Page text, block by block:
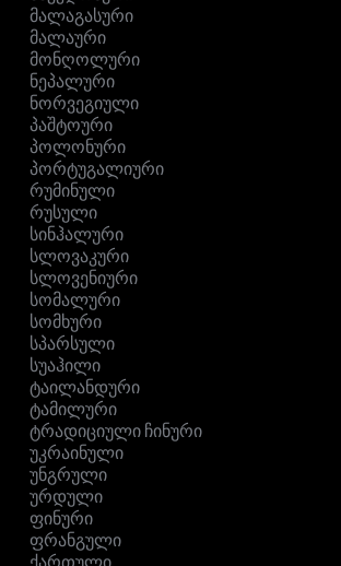
მალაგასური
მალაური
მონღოლური
ნეპალური
ნორვეგიული
პაშტოური
პოლონური
პორტუგალიური
რუმინული
რუსული
სინჰალური
სლოვაკური
სლოვენიური
სომალური
სომხური
სპარსული
სუაჰილი
ტაილანდური
ტამილური
ტრადიციული ჩინური
უკრაინული
უნგრული
ურდული
ფინური
ფრანგული